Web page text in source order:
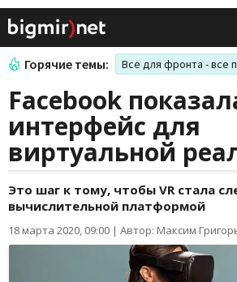
Горячие темы: Все для фронта - все
Facebook
интерфейс для
виртуальной
Это шаг к тому, чтобы VR стала
вычислительной платформой
18 марта 2020, 09:00 | Автор: Максим